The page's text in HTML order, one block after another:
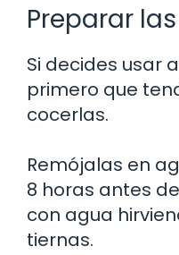
Preparar
Si decides usar
primero que
cocerlas.
Remójalas en
8 horas antes
con agua
tiernas.